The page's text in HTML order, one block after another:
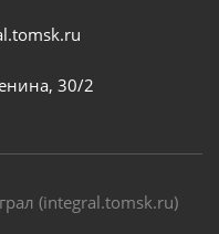
30/2
(integral.tomsk.ru)